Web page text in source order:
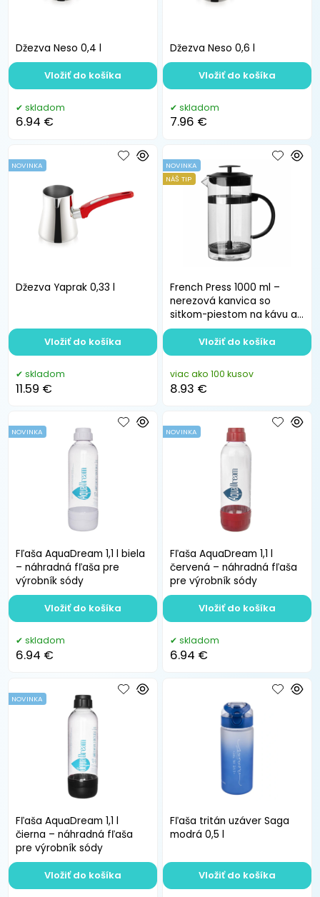
Džezva Neso 0,4 l
skladom
6.94 €
Vložiť do košíka
Džezva Neso 0,6 l
skladom
7.96 €
Vložiť do košíka
Džezva Yaprak 0,33 l
NOVINKA
skladom
11.59 €
Vložiť do košíka
French Press 1000 ml –
nerezová kanvica so
sitkom-piestom na kávu a
čaj
NOVINKA
NÁŠ TIP
viac ako 100 kusov
8.93 €
Vložiť do košíka
Fľaša AquaDream 1,1 l biela
– náhradná fľaša pre
výrobník sódy
NOVINKA
skladom
6.94 €
Vložiť do košíka
Fľaša AquaDream 1,1 l
červená – náhradná fľaša
pre výrobník sódy
NOVINKA
skladom
6.94 €
Vložiť do košíka
Fľaša AquaDream 1,1 l
čierna – náhradná fľaša
pre výrobník sódy
NOVINKA
Vložiť do košíka
Fľaša tritán uzáver Saga
modrá 0,5 l
Vložiť do košíka